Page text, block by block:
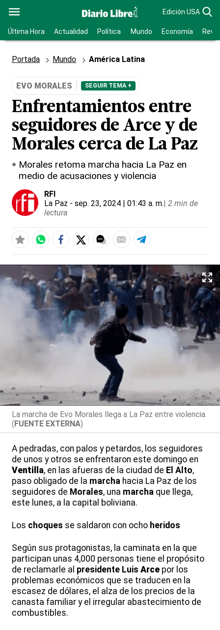
Edición USA
Última Hora Actualidad Política Mundo Economía
Portada Mundo América Latina
EVO MORALES SEGUIR TEMA +
Enfrentamientos entre
seguidores de Arce y de
Morales cerca de La Paz
Morales retoma marcha hacia La Paz en
medio de acusaciones y violencia
RFI
La Paz - sep. 23, 2024 | 01:43 a. m.| 2 min de
lectura
La marcha de Evo Morales llega a La Paz entre violencia.
(FUENTE EXTERNA)
A pedradas, con palos y petardos, los seguidores
de unos y otros se enfrentaron este domingo en
Ventilla, en las afueras de la ciudad de El Alto,
paso obligado de la marcha hacia La Paz de los
seguidores de Morales, una marcha que llega,
este lunes, a la capital boliviana.
Los choques se saldaron con ocho heridos
Según sus protagonistas, la caminata en la que
participan unas 4,000 personas tiene el propósito
de reclamarle al presidente Luis Arce por los
problemas económicos que se traducen en la
escasez de dólares, el alza de los precios de la
canasta familiar y el irregular abastecimiento de
combustibles.